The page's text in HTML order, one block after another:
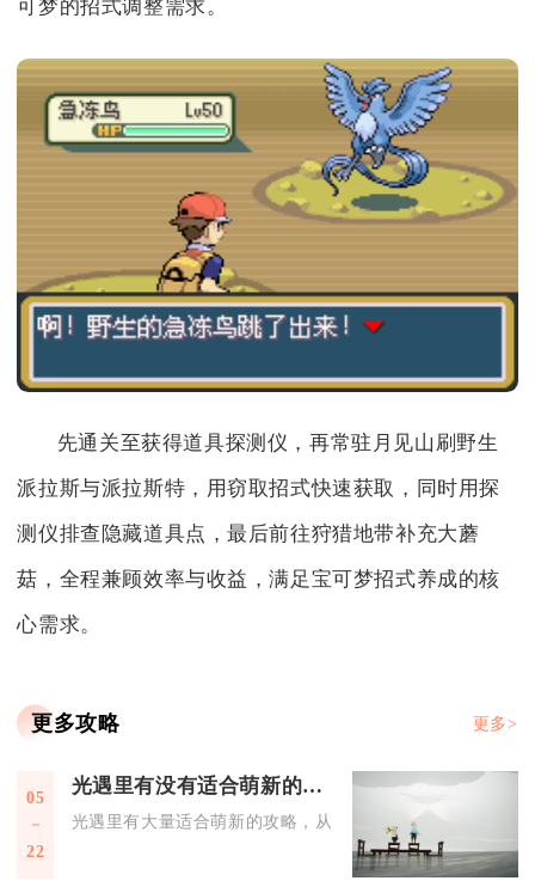
可梦的招式调整需求。
先通关至获得道具探测仪，再常驻月见山刷野生
派拉斯与派拉斯特，用窃取招式快速获取，同时用探
测仪排查隐藏道具点，最后前往狩猎地带补充大蘑
菇，全程兼顾效率与收益，满足宝可梦招式养成的核
心需求。
更多攻略 更多>
05
22
光遇里有没有适合萌新的攻略
光遇里有大量适合萌新的攻略，从基础操作、资源获取到地